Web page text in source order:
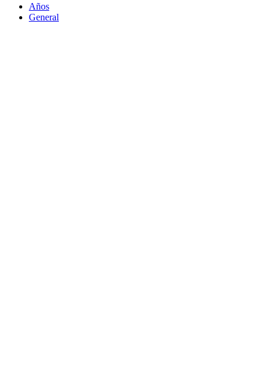
Años
General